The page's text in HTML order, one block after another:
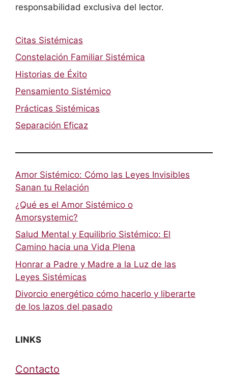
responsabilidad exclusiva del lector.
Citas Sistémicas
Constelación Familiar Sistémica
Historias de Éxito
Pensamiento Sistémico
Prácticas Sistémicas
Separación Eficaz
Amor Sistémico: Cómo las Leyes Invisibles
Sanan tu Relación
¿Qué es el Amor Sistémico o
Amorsystemic?
Salud Mental y Equilibrio Sistémico: El
Camino hacia una Vida Plena
Honrar a Padre y Madre a la Luz de las
Leyes Sistémicas
Divorcio energético cómo hacerlo y liberarte
de los lazos del pasado
LINKS
Contacto